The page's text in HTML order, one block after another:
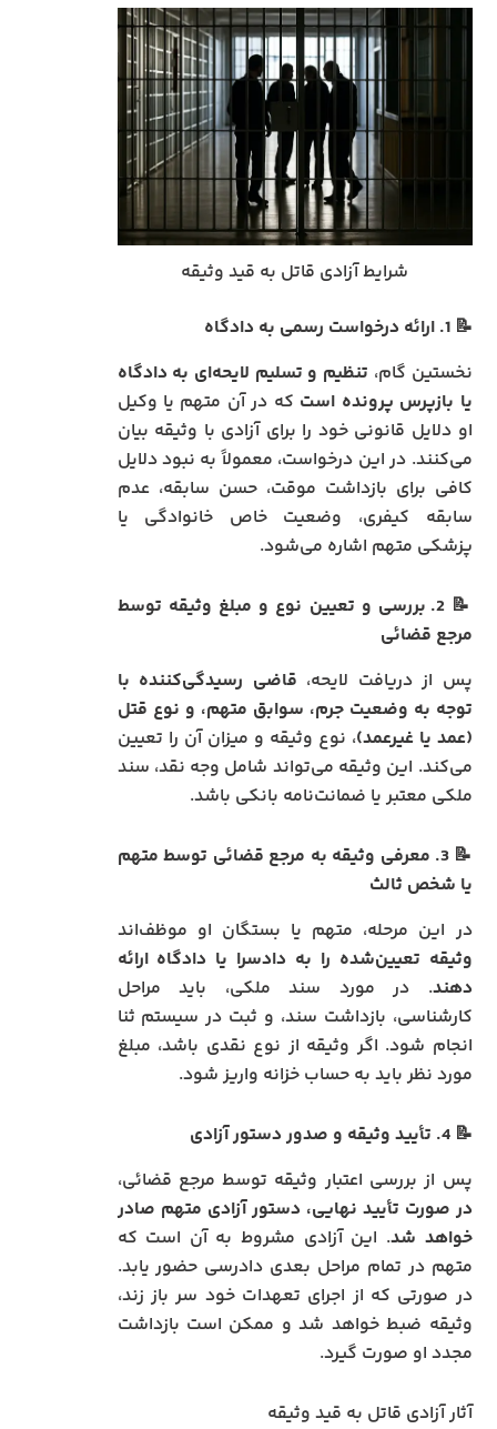
شرایط آزادی قاتل به قید وثیقه
📝1. ارائه درخواست رسمی به دادگاه
نخستین گام، تنظیم و تسلیم لایحه‌ای به دادگاه
یا بازپرس پرونده است که در آن متهم یا وکیل
او دلایل قانونی خود را برای آزادی با وثیقه بیان
می‌کنند. در این درخواست، معمولاً به نبود دلایل
کافی برای بازداشت موقت، حسن سابقه، عدم
سابقه کیفری، وضعیت خاص خانوادگی یا
پزشکی متهم اشاره می‌شود.
📝
2. بررسی و تعیین نوع و مبلغ وثیقه توسط
مرجع قضائی
پس از دریافت لایحه، قاضی رسیدگی‌کننده با
توجه به وضعیت جرم، سوابق متهم، و نوع قتل
(عمد یا غیرعمد)، نوع وثیقه و میزان آن را تعیین
می‌کند. این وثیقه می‌تواند شامل وجه نقد، سند
ملکی معتبر یا ضمانت‌نامه بانکی باشد.
📝 3. معرفی وثیقه به مرجع قضائی توسط متهم
یا شخص ثالث
در این مرحله، متهم یا بستگان او موظف‌اند
وثیقه تعیین‌شده را به دادسرا یا دادگاه ارائه
دهند. در مورد سند ملکی، باید مراحل
کارشناسی، بازداشت سند، و ثبت در سیستم ثنا
انجام شود. اگر وثیقه از نوع نقدی باشد، مبلغ
مورد نظر باید به حساب خزانه واریز شود.
📝4. تأیید وثیقه و صدور دستور آزادی
پس از بررسی اعتبار وثیقه توسط مرجع قضائی،
در صورت تأیید نهایی، دستور آزادی متهم صادر
خواهد شد. این آزادی مشروط به آن است که
متهم در تمام مراحل بعدی دادرسی حضور یابد.
در صورتی که از اجرای تعهدات خود سر باز زند،
وثیقه ضبط خواهد شد و ممکن است بازداشت
مجدد او صورت گیرد.
آثار آزادی قاتل به قید وثیقه